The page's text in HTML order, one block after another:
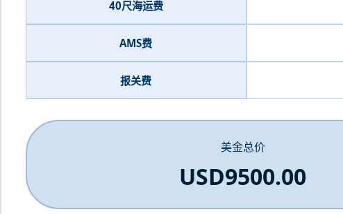
40尺海运费
AMS费
报关费
美金总价
USD9500.00